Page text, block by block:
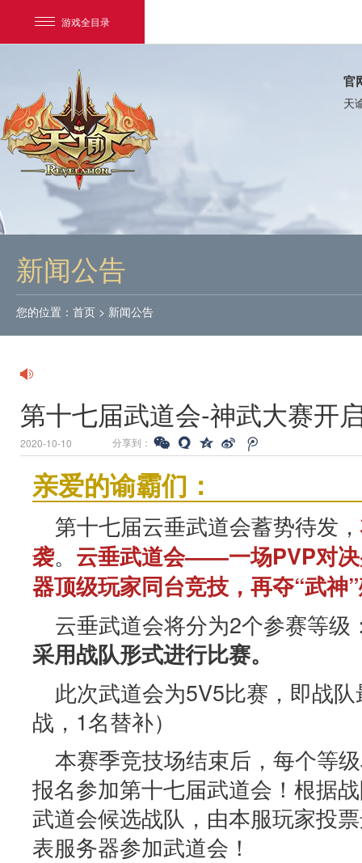
游戏全目录
网易游戏
我的足迹：
官
天
新闻公告
您的位置： 首页 > 新闻公告
第十七届武道会-神武大赛开
2020-10-10 分享到：
亲爱的谕霸们：
第十七届云垂武道会蓄势待发，
袭。 云垂武道会——一场PVP对
器顶级玩家同台竞技，再夺“武神
云垂武道会将分为2个参赛等级
采用战队形式进行比赛。
此次武道会为5V5比赛，即战
战，1名替补）
本赛季竞技场结束后，每个等
报名参加第十七届武道会！根据
武道会候选战队，由本服玩家投
表服务器参加武道会！